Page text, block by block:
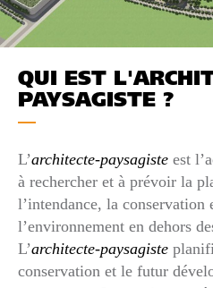
QUI EST
PAYSAGISTE ?
L’architecte-paysagiste est
à rechercher et à prévoir la
l’intendance, la conservation
l’environnement en dehors
L’architecte-paysagiste
conservation et le futur